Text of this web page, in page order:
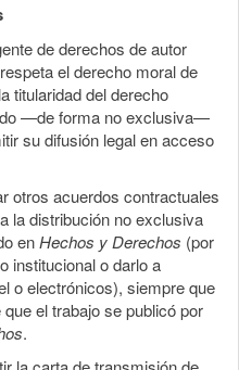
de derechos de autor
el derecho moral de
titularidad del derecho
—de forma no exclusiva—
su difusión legal en acceso
otros acuerdos contractuales
la distribución no exclusiva
enHechos y Derechos (por
institucional o darlo a
o electrónicos), siempre que
el trabajo se publicó por
.